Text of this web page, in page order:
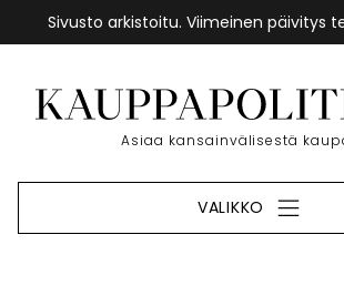
Sivusto arkistoitu. Viimeinen päivitys
sisältöön
Etusivu
Asiaa kansainvälisestä
VALIKKO